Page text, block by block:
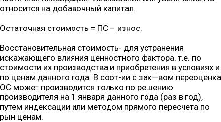
относится на добавочный капитал.
Остаточная стоимость = ПС – износ.
Восстановительная стоимость- для устранения
искажающего влияния ценностного фактора, т.е. по
стоимости их производства и приобретения в условиях и
по ценам данного года. В соот-ии с зак—вом переоценка
ОС может производится только по решению
производителя на 1 января данного года (раз в год),
путем индексации или методом прямого пересчета по
рын ценам.